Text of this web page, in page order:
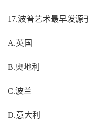
17.波普艺术最早发源
A.英国
B.奥地利
C.波兰
D.意大利